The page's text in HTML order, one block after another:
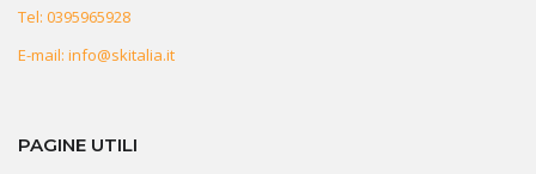
Tel: 0395965928
E-mail: info@skitalia.it
PAGINE UTILI